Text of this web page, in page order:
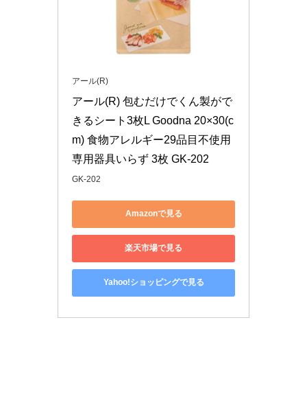
アール(R)
アール(R) 包むだけでくん製がで
きるシート3枚L Goodna 20×30(c
m) 食物アレルギー29品目不使用
専用器具いらず 3枚 GK-202
GK-202
Amazonで見る
楽天市場で見る
Yahoo!ショッピングで見る